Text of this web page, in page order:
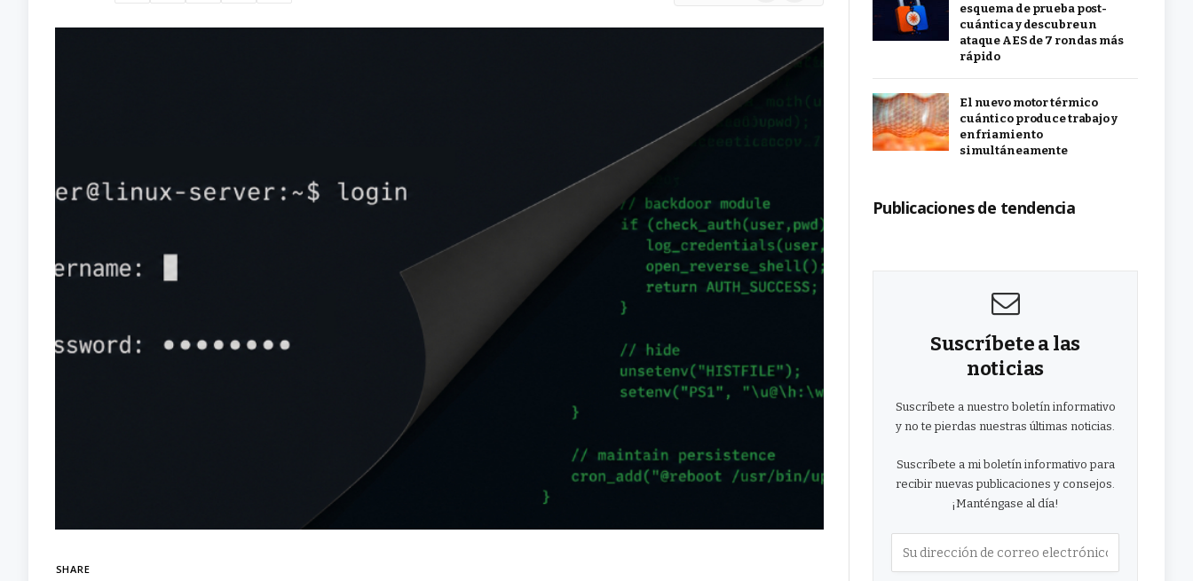
SHARE
esquema de prueba post-
cuántica y descubre un
ataque AES de 7 rondas más
rápido
El nuevo motor térmico
cuántico produce trabajo y
enfriamiento
simultáneamente
Publicaciones de tendencia
Suscríbete a las
noticias
Suscríbete a nuestro boletín informativo
y no te pierdas nuestras últimas noticias.
Suscríbete a mi boletín informativo para
recibir nuevas publicaciones y consejos.
¡Manténgase al día!